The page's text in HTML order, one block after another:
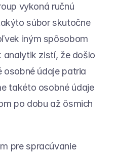
vykoná ručnú
súbor skutočne
iným spôsobom
analytik zistí, že došlo
osobné údaje patria
takéto osobné údaje
po dobu až ôsmich
pre spracúvanie